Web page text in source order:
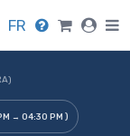
FR
→ 04:30 PM )